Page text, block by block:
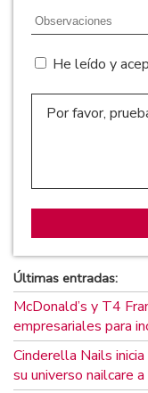
He leído y
Por favor,
Últimas entradas:
McDonald’s y T4
empresariales para
Cinderella Nails
su universo nailcare